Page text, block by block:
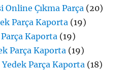
Online Çıkma Parça (20)
Parça Kaporta (19)
Kaporta (19)
Parça Kaporta (19)
Parça Kaporta (18)